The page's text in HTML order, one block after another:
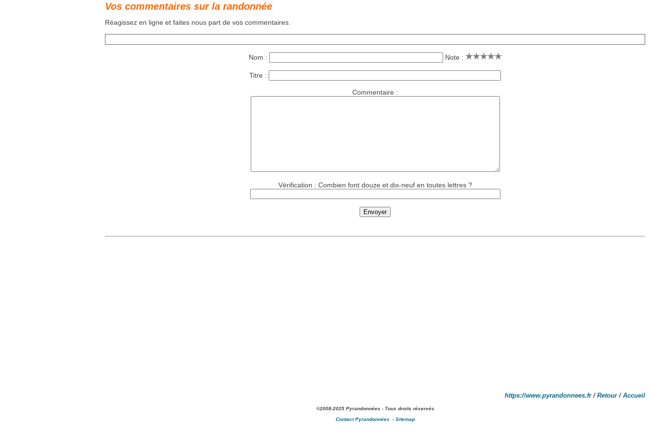
Vos commentaires sur la randonnée
Réagissez en ligne et faites nous part de vos commentaires.
Nom : Note :
Titre :
Commentaire :
Vérification : Combien font douze et dix-neuf en toutes lettres ?
https://www.pyrandonnees.fr/ Retour/ Accueil
©2008-2025 Pyrandonnées - Tous droits réservés
Contact Pyrandonnées - Sitemap